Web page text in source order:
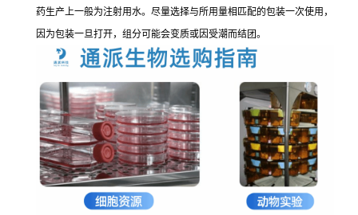
药生产上一般为注射用水。尽量选择与所用量相匹配的包装一次使用，
因为包装一旦打开，组分可能会变质或因受潮而结团。